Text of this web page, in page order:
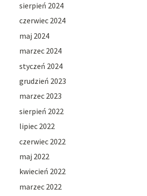
sierpień 2024
czerwiec 2024
maj 2024
marzec 2024
styczeń 2024
grudzień 2023
marzec 2023
sierpień 2022
lipiec 2022
czerwiec 2022
maj 2022
kwiecień 2022
marzec 2022